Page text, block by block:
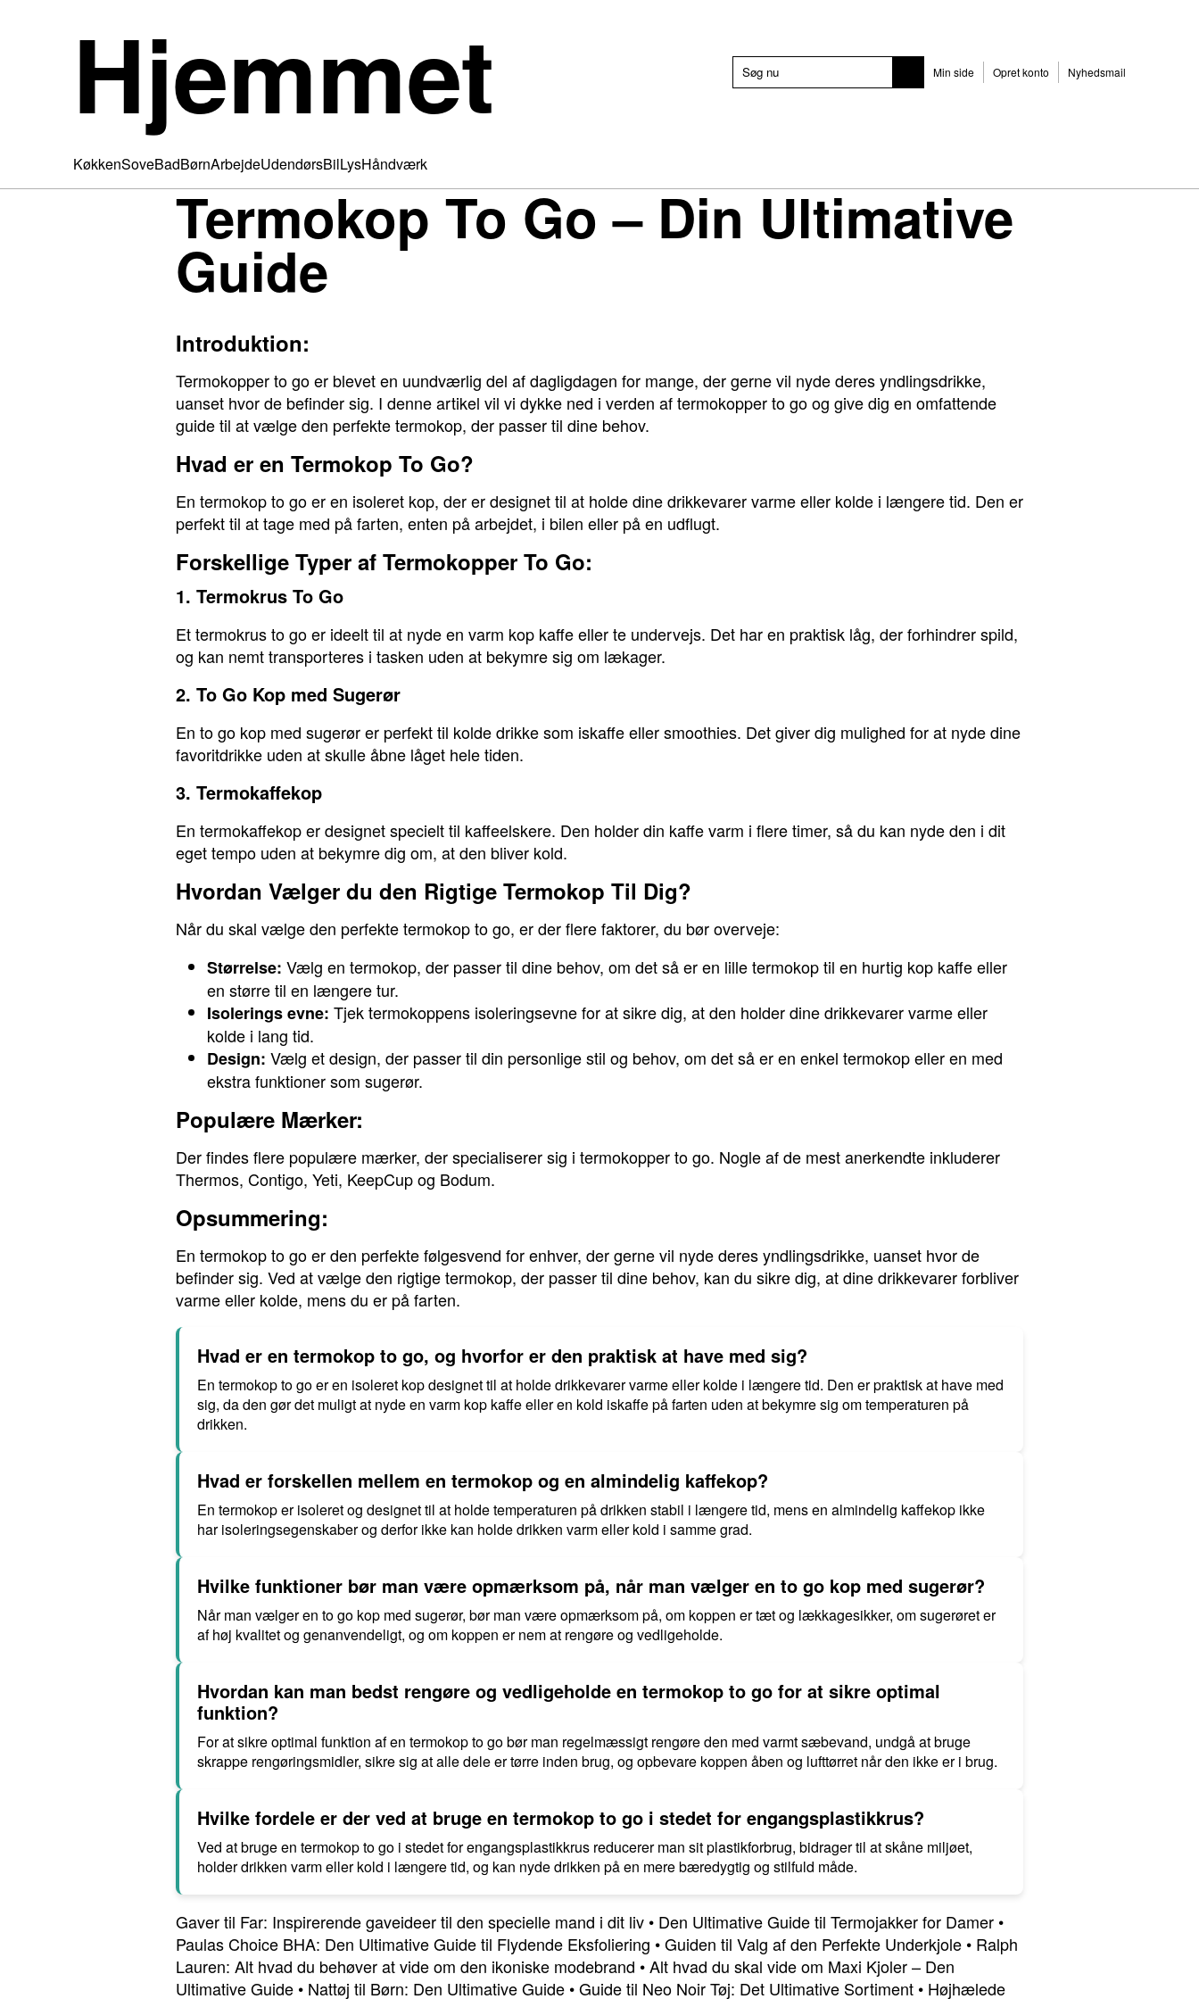
Hjemmet Min side Opret konto Nyhedsmail
KøkkenSoveBadBørnArbejdeUdendørsBilLysHåndværk
Termokop To Go – Din Ultimative
Guide
Introduktion:
Termokopper to go er blevet en uundværlig del af dagligdagen for mange, der gerne vil nyde deres yndlingsdrikke,
uanset hvor de befinder sig. I denne artikel vil vi dykke ned i verden af termokopper to go og give dig en omfattende
guide til at vælge den perfekte termokop, der passer til dine behov.
Hvad er en Termokop To Go?
En termokop to go er en isoleret kop, der er designet til at holde dine drikkevarer varme eller kolde i længere tid. Den er
perfekt til at tage med på farten, enten på arbejdet, i bilen eller på en udflugt.
Forskellige Typer af Termokopper To Go:
1. Termokrus To Go
Et termokrus to go er ideelt til at nyde en varm kop kaffe eller te undervejs. Det har en praktisk låg, der forhindrer spild,
og kan nemt transporteres i tasken uden at bekymre sig om lækager.
2. To Go Kop med Sugerør
En to go kop med sugerør er perfekt til kolde drikke som iskaffe eller smoothies. Det giver dig mulighed for at nyde dine
favoritdrikke uden at skulle åbne låget hele tiden.
3. Termokaffekop
En termokaffekop er designet specielt til kaffeelskere. Den holder din kaffe varm i flere timer, så du kan nyde den i dit
eget tempo uden at bekymre dig om, at den bliver kold.
Hvordan Vælger du den Rigtige Termokop Til Dig?
Når du skal vælge den perfekte termokop to go, er der flere faktorer, du bør overveje:
Størrelse: Vælg en termokop, der passer til dine behov, om det så er en lille termokop til en hurtig kop kaffe eller
en større til en længere tur.
Isolerings evne: Tjek termokoppens isoleringsevne for at sikre dig, at den holder dine drikkevarer varme eller
kolde i lang tid.
Design: Vælg et design, der passer til din personlige stil og behov, om det så er en enkel termokop eller en med
ekstra funktioner som sugerør.
Populære Mærker:
Der findes flere populære mærker, der specialiserer sig i termokopper to go. Nogle af de mest anerkendte inkluderer
Thermos, Contigo, Yeti, KeepCup og Bodum.
Opsummering:
En termokop to go er den perfekte følgesvend for enhver, der gerne vil nyde deres yndlingsdrikke, uanset hvor de
befinder sig. Ved at vælge den rigtige termokop, der passer til dine behov, kan du sikre dig, at dine drikkevarer forbliver
varme eller kolde, mens du er på farten.
Hvad er en termokop to go, og hvorfor er den praktisk at have med sig?
En termokop to go er en isoleret kop designet til at holde drikkevarer varme eller kolde i længere tid. Den er praktisk at have med
sig, da den gør det muligt at nyde en varm kop kaffe eller en kold iskaffe på farten uden at bekymre sig om temperaturen på
drikken.
Hvad er forskellen mellem en termokop og en almindelig kaffekop?
En termokop er isoleret og designet til at holde temperaturen på drikken stabil i længere tid, mens en almindelig kaffekop ikke
har isoleringsegenskaber og derfor ikke kan holde drikken varm eller kold i samme grad.
Hvilke funktioner bør man være opmærksom på, når man vælger en to go kop med sugerør?
Når man vælger en to go kop med sugerør, bør man være opmærksom på, om koppen er tæt og lækkagesikker, om sugerøret er
af høj kvalitet og genanvendeligt, og om koppen er nem at rengøre og vedligeholde.
Hvordan kan man bedst rengøre og vedligeholde en termokop to go for at sikre optimal
funktion?
For at sikre optimal funktion af en termokop to go bør man regelmæssigt rengøre den med varmt sæbevand, undgå at bruge
skrappe rengøringsmidler, sikre sig at alle dele er tørre inden brug, og opbevare koppen åben og lufttørret når den ikke er i brug.
Hvilke fordele er der ved at bruge en termokop to go i stedet for engangsplastikkrus?
Ved at bruge en termokop to go i stedet for engangsplastikkrus reducerer man sit plastikforbrug, bidrager til at skåne miljøet,
holder drikken varm eller kold i længere tid, og kan nyde drikken på en mere bæredygtig og stilfuld måde.
Gaver til Far: Inspirerende gaveideer til den specielle mand i dit liv • Den Ultimative Guide til Termojakker for Damer •
Paulas Choice BHA: Den Ultimative Guide til Flydende Eksfoliering •Guiden til Valg af den Perfekte Underkjole • Ralph
Lauren: Alt hvad du behøver at vide om den ikoniske modebrand •Alt hvad du skal vide om Maxi Kjoler – Den
Ultimative Guide • Nattøj til Børn: Den Ultimative Guide •Guide til Neo Noir Tøj: Det Ultimative Sortiment • Højhælede